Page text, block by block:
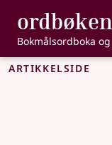
Gå til
Tilgjenge
Bokmålsordboka
Artikkelside